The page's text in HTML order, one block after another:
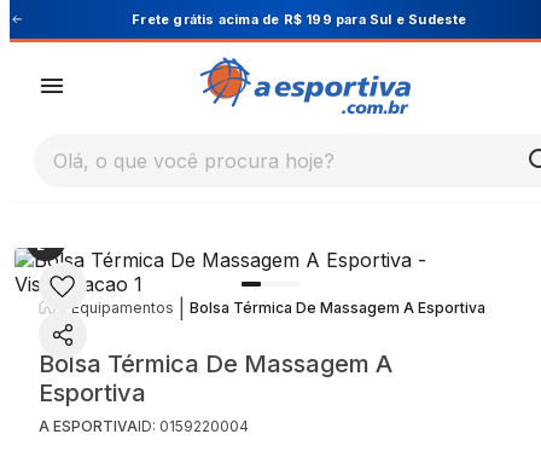
Cupom PRIMEIRA10 para 10% OFF na 1ª compra
Olá, o que você procura hoje?
Equipamentos Bolsa Térmica De Massagem A Esportiva
Bolsa Térmica De Massagem A
Esportiva
A ESPORTIVAID: 0159220004